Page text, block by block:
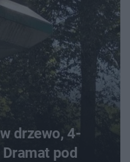
drzewo, 4-
pod